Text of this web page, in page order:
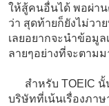
ให้สู้คนอื่นได้ พอผ่า
ว่า สุดท้ายก็ยังไม่วา
เลยอยากจะนำข้อมู
ลายๆอย่างที่จะตามม
สำหรับ TOEIC นั้น
บริษัทที่เน้นเรื่องภา